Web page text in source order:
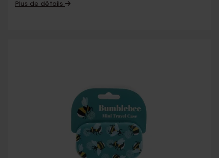
Plus de détails